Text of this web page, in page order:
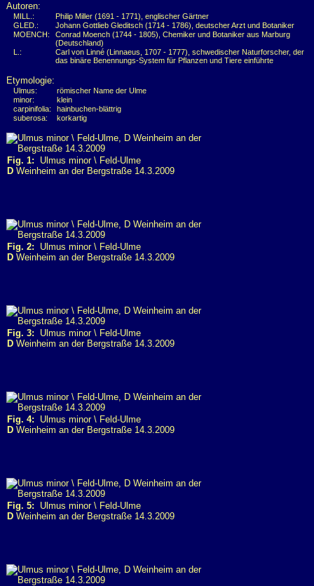
Autoren:
MILL.:
Philip Miller (1691 - 1771), englischer Gärtner
GLED.:
Johann Gottlieb Gleditsch (1714 - 1786), deutscher Arzt und Botaniker
MOENCH:
Conrad Moench (1744 - 1805), Chemiker und Botaniker aus Marburg
(Deutschland)
L.:
Carl von Linné (Linnaeus, 1707 - 1777), schwedischer Naturforscher, der
das binäre Benennungs-System für Pflanzen und Tiere einführte
Etymologie:
Ulmus:
römischer Name der Ulme
minor:
klein
carpinifolia:
hainbuchen-blättrig
suberosa:
korkartig
Fig. 1: Ulmus minor \ Feld-Ulme
D Weinheim an der Bergstraße 14.3.2009
Fig. 2: Ulmus minor \ Feld-Ulme
D Weinheim an der Bergstraße 14.3.2009
Fig. 3: Ulmus minor \ Feld-Ulme
D Weinheim an der Bergstraße 14.3.2009
Fig. 4: Ulmus minor \ Feld-Ulme
D Weinheim an der Bergstraße 14.3.2009
Fig. 5: Ulmus minor \ Feld-Ulme
D Weinheim an der Bergstraße 14.3.2009